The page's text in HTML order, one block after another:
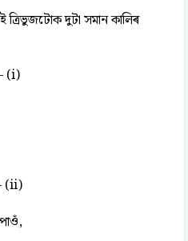
ত্ৰিভুজটোক দুটা সমান কালিৰ
(i)
(ii)